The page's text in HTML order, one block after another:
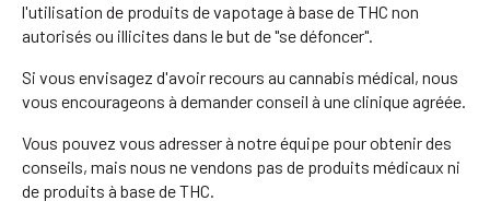
l'utilisation de produits de vapotage à base de THC non
autorisés ou illicites dans le but de "se défoncer".
Si vous envisagez d'avoir recours au cannabis médical, nous
vous encourageons à demander conseil à une clinique agréée.
Vous pouvez vous adresser à notre équipe pour obtenir des
conseils, mais nous ne vendons pas de produits médicaux ni
de produits à base de THC.